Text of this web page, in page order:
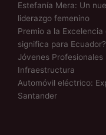
Estefanía Mera: Un
liderazgo femenino
Premio a la
significa para Ecuador?
Jóvenes Profesionales
Infraestructura
Automóvil eléctrico:
Santander